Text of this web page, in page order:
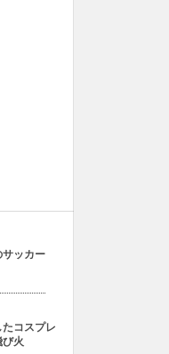
サッカー
コスプレ
火